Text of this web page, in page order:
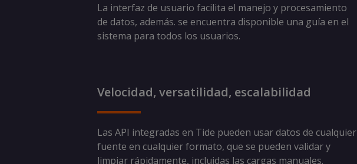
La interfaz de usuario facilita el manejo y procesamiento
de datos, además. se encuentra disponible una guía en el
sistema para todos los usuarios.
Velocidad, versatilidad, escalabilidad
Las API integradas en Tide pueden usar datos de cualquier
fuente en cualquier formato, que se pueden validar y
limpiar rápidamente, incluidas las cargas manuales.